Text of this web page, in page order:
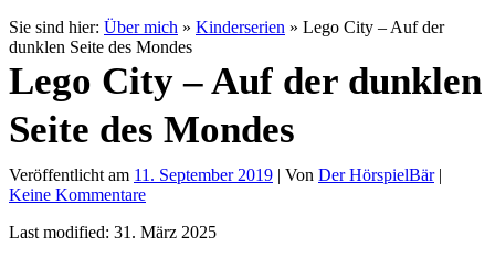
Sie sind hier: Über mich » Kinderserien » Lego City – Auf der
dunklen Seite des Mondes
Lego City – Auf der dunklen
Seite des Mondes
Veröffentlicht am 11. September 2019 | Von Der HörspielBär|
Keine Kommentare
Last modified: 31. März 2025